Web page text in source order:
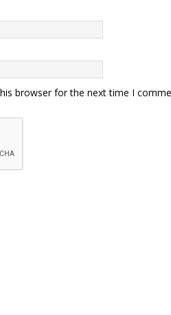
browser for the next time I